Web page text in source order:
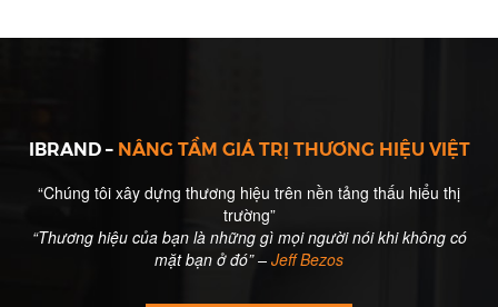
IBRAND – NÂNG TẦM GIÁ TRỊ THƯƠNG HIỆU VIỆT
“Chúng tôi xây dựng thương hiệu trên nền tảng thấu hiểu thị
trường”
“Thương hiệu của bạn là những gì mọi người nói khi không có
mặt bạn ở đó” – Jeff Bezos